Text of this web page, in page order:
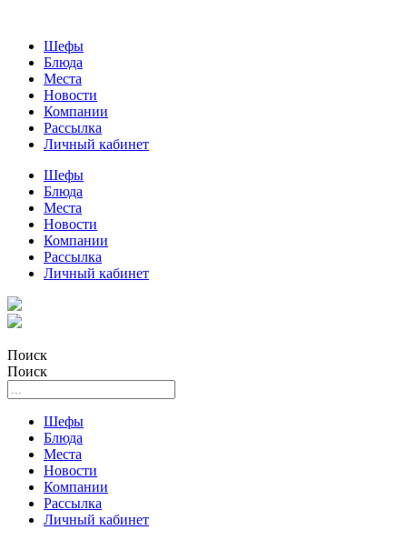
Шефы
Блюда
Места
Новости
Компании
Рассылка
Личный кабинет
Шефы
Блюда
Места
Новости
Компании
Рассылка
Личный кабинет
Поиск
Поиск
Шефы
Блюда
Места
Новости
Компании
Рассылка
Личный кабинет